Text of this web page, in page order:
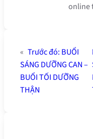
online
« Trước đó: BUỔI
SÁNG DƯỠNG CAN –
BUỔI TỐI DƯỠNG
THẬN